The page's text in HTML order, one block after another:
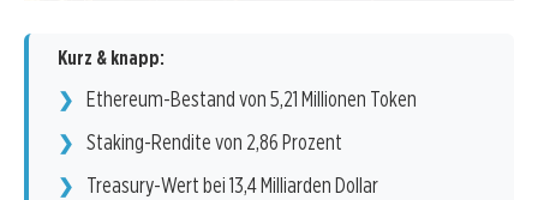
Kurz & knapp:
Ethereum-Bestand von 5,21 Millionen Token
Staking-Rendite von 2,86 Prozent
Treasury-Wert bei 13,4 Milliarden Dollar